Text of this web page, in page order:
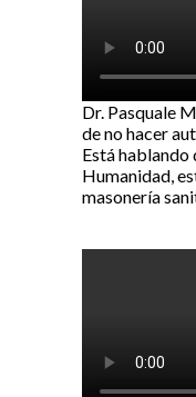
Dr. Pasquale
de no hacer
Está hablando
Humanidad,
masonería